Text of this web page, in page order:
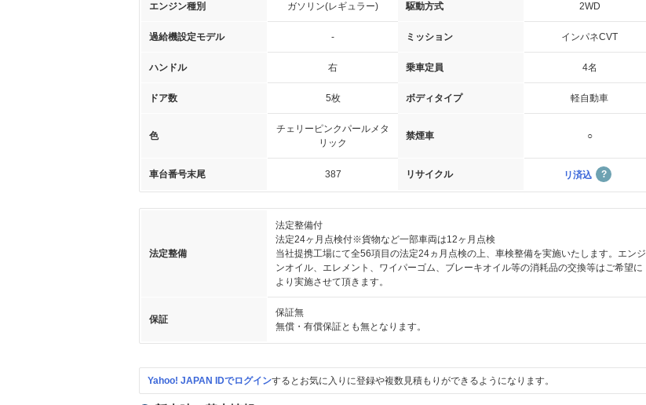
エンジン種別 ガソリン(レギュラー) 駆動方式 2WD
過給機設定モデル - ミッション インパネCVT
ハンドル 右 乗車定員 4名
ドア数 5枚 ボディタイプ 軽自動車
色
チェリーピンクパールメタ
リック
禁煙車 ○
車台番号末尾 387 リサイクル リ済込
法定整備
法定整備付
法定24ヶ月点検付※貨物など一部車両は12ヶ月点検
当社提携工場にて全56項目の法定24ヵ月点検の上、車検整備を実施いたします。エンジ
ンオイル、エレメント、ワイパーゴム、ブレーキオイル等の消耗品の交換等はご希望に
より実施させて頂きます。
保証
保証無
無償・有償保証とも無となります。
Yahoo! JAPAN IDでログインするとお気に入りに登録や複数見積もりができるようになります。